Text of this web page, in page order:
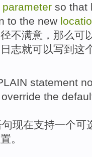
parameter so that
to the new
不满意 ， 那么可
日志就可以写到 这
statement
the
现在支持一个可
。